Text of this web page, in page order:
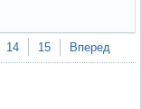
14 15 Вперед